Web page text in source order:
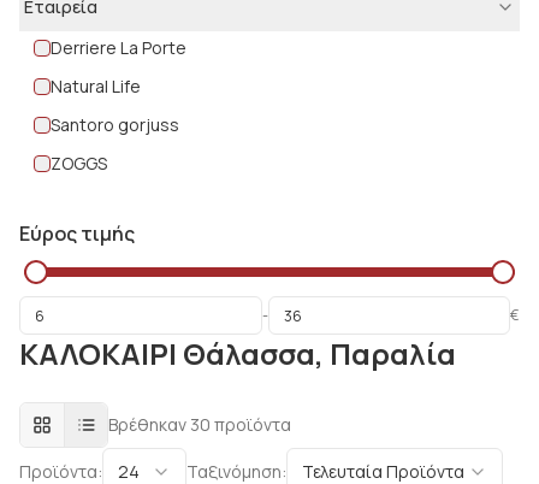
Τσάντες θαλάσσης
Τσουγκράνες
Φτυαράκια
Εταιρεία
Derriere La Porte
Natural Life
Santoro gorjuss
ZOGGS
Εύρος τιμής
- €
ΚΑΛΟΚΑΙΡΙ Θάλασσα, Παραλία
Βρέθηκαν 30 προϊόντα
Προϊόντα: 24 Ταξινόμηση: Τελευταία Προϊόντα